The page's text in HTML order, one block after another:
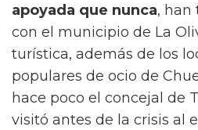
apoyada que nunca, han
con el municipio de La
turística, además de los
populares de ocio de
hace poco el concejal de
visitó antes de la crisis al